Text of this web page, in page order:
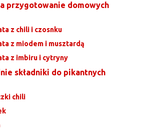
przygotowanie domowych
z chili i czosnku
z miodem i musztardą
z imbiru i cytryny
składniki do pikantnych
chili